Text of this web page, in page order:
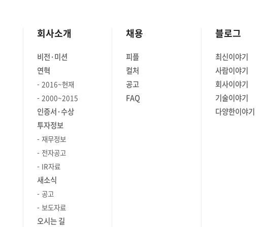
회사소개
비전·미션
연혁
2016~현재
2000~2015
인증서·수상
투자정보
재무정보
전자공고
IR자료
새소식
공고
보도자료
오시는 길
채용
피플
컬처
공고
FAQ
블로그
최신이야기
사람이야기
회사이야기
기술이야기
다양한이야기